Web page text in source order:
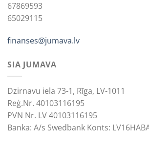
67869593
65029115
finanses@jumava.lv
SIA JUMAVA
Dzirnavu iela 73-1, Rīga, LV-1011
Reģ.Nr. 40103116195
PVN Nr. LV 40103116195
Banka: A/s Swedbank Konts: